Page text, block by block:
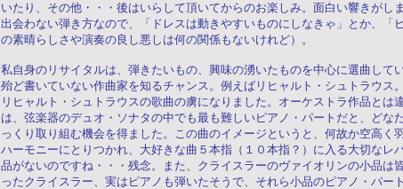
いたり、その他・・・後はいらして頂いてからのお楽しみ。面白い響きが
出会わない弾き方なので、「ドレスは動きやすいものにしなきゃ」とか、
の素晴らしさや演奏の良し悪しは何の関係もないけれど）。
私自身のリサイタルは、弾きたいもの、興味の湧いたものを中心に選曲し
殆ど書いていない作曲家を知るチャンス。例えばリヒャルト・シュトラウ
リヒャルト・シュトラウスの歌曲の虜になりました。オーケストラ作品と
は、弦楽器のデュオ・ソナタの中でも最も難しいピアノ・パートだと、ど
っくり取り組む機会を得ました。この曲のイメージというと、何故か空高
ハーモニーにとりつかれ、大好きな曲５本指（１０本指？）に入る大切な
品がないのですね・・・残念。また、クライスラーのヴァイオリンの小品
ったクライスラー、実はピアノも弾いたそうで、それら小品のピアノ・パー